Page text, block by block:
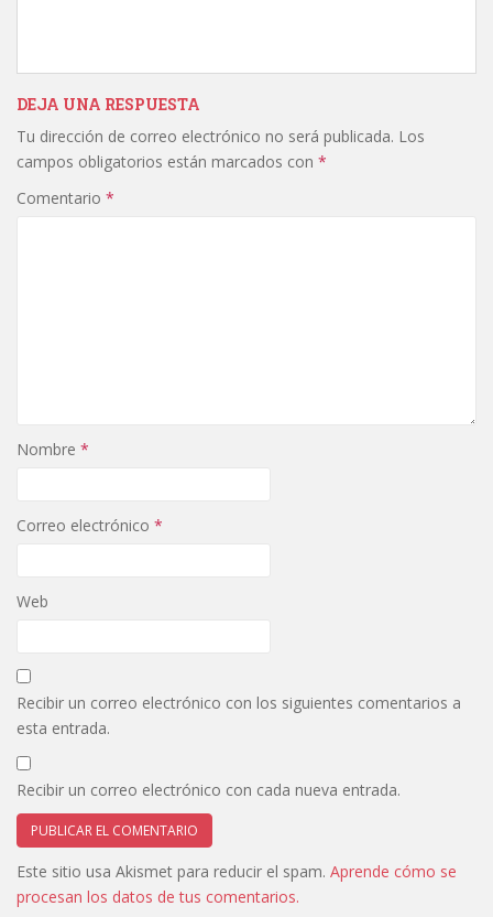
DEJA UNA RESPUESTA
Tu dirección de correo electrónico no será publicada. Los
campos obligatorios están marcados con *
Comentario *
Nombre *
Correo electrónico *
Web
Recibir un correo electrónico con los siguientes comentarios a
esta entrada.
Recibir un correo electrónico con cada nueva entrada.
Este sitio usa Akismet para reducir el spam. Aprende cómo se
procesan los datos de tus comentarios.